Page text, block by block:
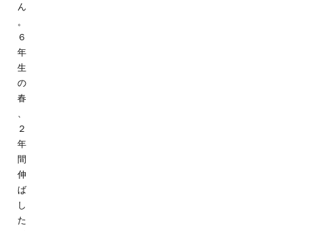
ん
。
６
年
生
の
春
２
年
間
伸
ば
し
た